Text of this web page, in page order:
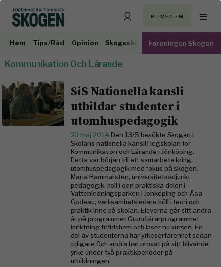
BLI MEDLEM
Hem Tips/Råd Opinion Skogsskötsel Virkesmarknad
Föreningen Skogen
Kommunikation Och Lärande
SiS Nationella kansli
utbildar studenter i
utomhuspedagogik
20 maj 2014 Den 13/5 besökte Skogen i
Skolans nationella kansli Högskolan för
Kommunikation och Lärande i Jönköping.
Detta var början till ett samarbete kring
utomhuspedagogik med fokus på skogen.
Maria Hammarsten, universitetsadjunkt
pedagogik, höll i den praktiska delen i
Vattenledningsparken i Jönköping och Åsa
Godeau, verksamhetsledare höll i teori och
praktik inne på skolan. Eleverna går sitt andra
år på programmet Grundlärarprogrammet
inriktning fritidshem och läser nu kursen. En
del av studenterna har yrkeserfarenhet sedan
tidigare 0ch andra har provat på sitt blivande
yrke under två praktikperioder på
utbildningen.